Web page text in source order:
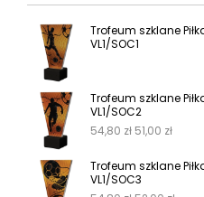
Trofeum szklane
VL1/SOC1
Trofeum szklane
VL1/SOC2
54,80 zł 51,00 zł
Trofeum szklane
VL1/SOC3